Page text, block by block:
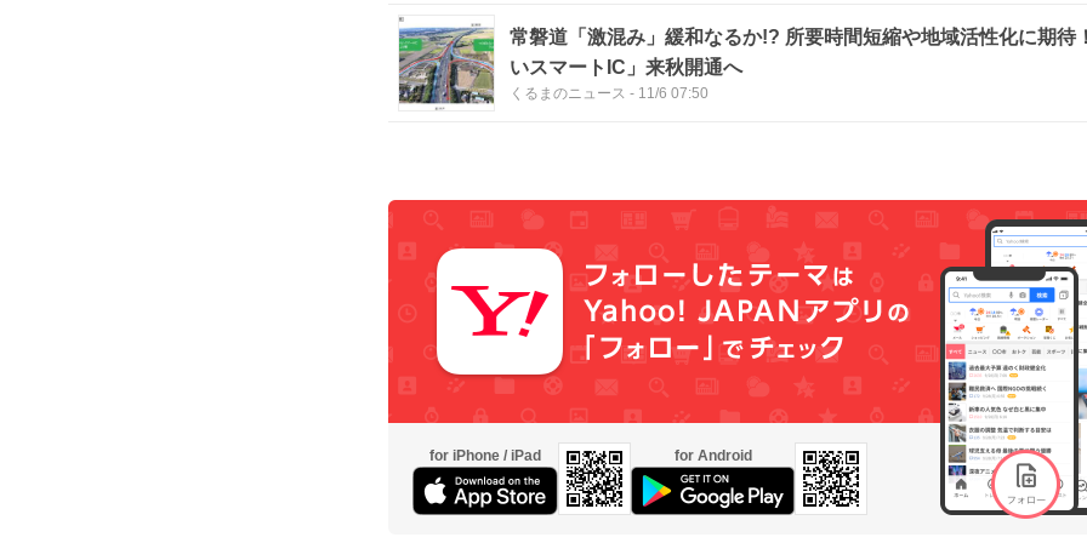
常磐道「激混み」緩和なるか!? 所要時間短縮や地域活性化に期待！ 「つくばみら
いスマートIC」来秋開通へ
くるまのニュース - 11/6 07:50
for iPhone / iPad for Android